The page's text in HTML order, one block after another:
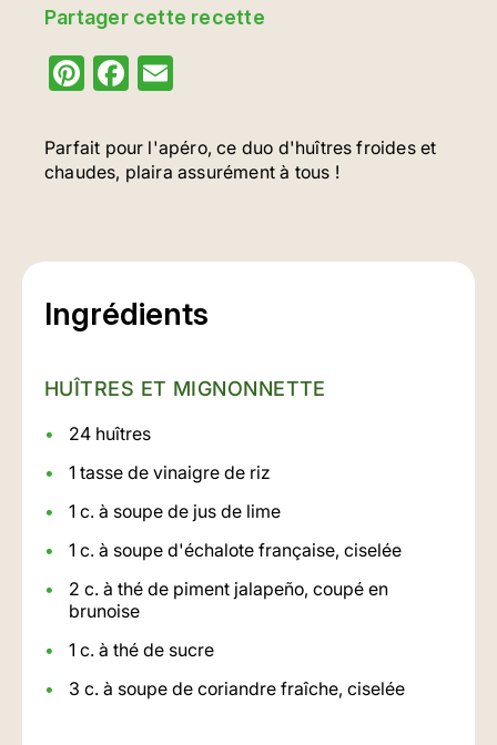
Parfait pour l'apéro, ce duo d'huîtres froides et
chaudes, plaira assurément à tous !
Ingrédients
HUÎTRES ET MIGNONNETTE
24 huîtres
1 tasse de vinaigre de riz
1 c. à soupe de jus de lime
1 c. à soupe d'échalote française, ciselée
2 c. à thé de piment jalapeño, coupé en
brunoise
1 c. à thé de sucre
3 c. à soupe de coriandre fraîche, ciselée
Partager cette recette
Pinterest
Facebook